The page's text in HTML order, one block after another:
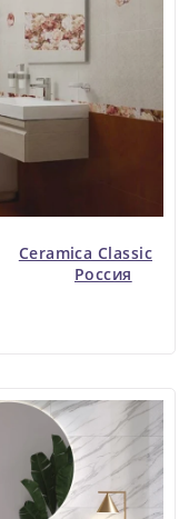
Ceramica Classic
Россия